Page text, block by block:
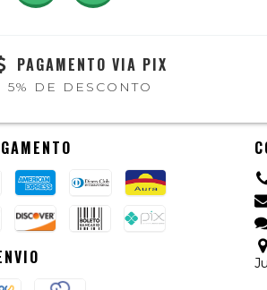
PAGAMENTO VIA PIX
5% DE DESCONTO